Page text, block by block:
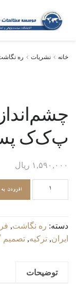
خانه نشریات ره
پ‌ک‌ک پس
۱,۵۹۰,۰۰۰ ریال
چشم‌انداز
صلح
ترکیه
و
افزودن
دسته: ره نگاشت,
ایران, ترکیه, تصمیم
توضیحات